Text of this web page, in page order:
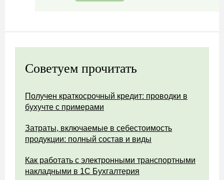
Советуем прочитать
Получен краткосрочный кредит: проводки в
бухучте с примерами
Затраты, включаемые в себестоимость
продукции: полный состав и виды
Как работать с электронными транспортными
накладными в 1С Бухгалтерия